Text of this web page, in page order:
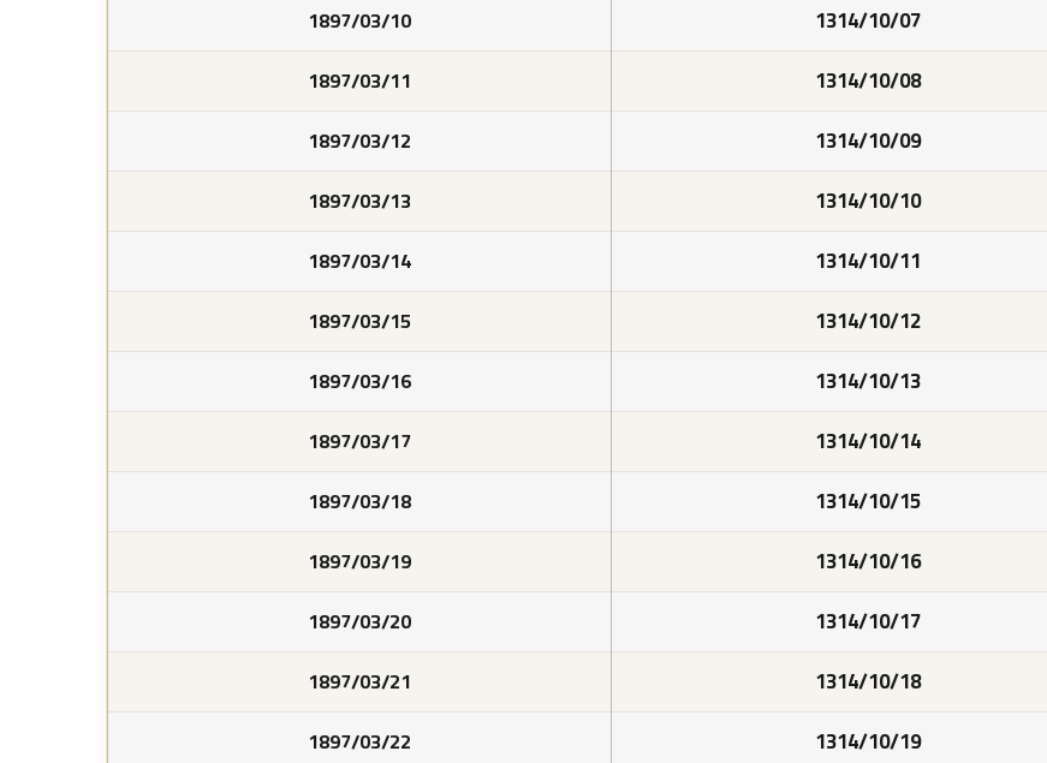
1314/10/07
1897/03/10
1314/10/08
1897/03/11
1314/10/09
1897/03/12
1314/10/10
1897/03/13
1314/10/11
1897/03/14
1314/10/12
1897/03/15
1314/10/13
1897/03/16
1314/10/14
1897/03/17
1314/10/15
1897/03/18
1314/10/16
1897/03/19
1314/10/17
1897/03/20
1314/10/18
1897/03/21
1314/10/19
1897/03/22